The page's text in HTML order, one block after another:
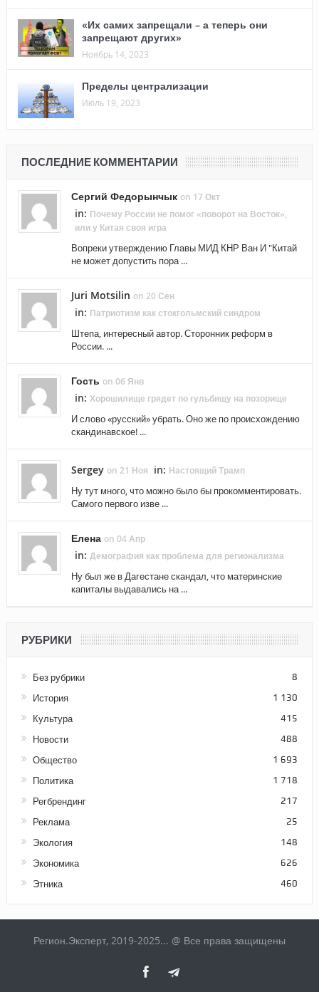
«Их самих запрещали – а теперь они
запрещают других»
Ноябрь 14, 2023
Пределы централизации
Июль 19, 2023
ПОСЛЕДНИЕ КОММЕНТАРИИ
Сергий Федорынчык on 17 Окт
in: Почему России не помог «поворот на Восток»,
или у Китая своя игра
Вопреки утверждению Главы МИД КНР Ван И "Китай
не может допустить пора ...
Juri Motsilin on 20 Сен
in: Патриотизм как стокгольмский синдром
Штепа, интересный автор. Сторонник реформ в
России. ...
Гость on 06 Янв
in: Хорошилище грядет по гульбищу на позорище
И слово «русский» убрать. Оно же по происхождению
скандинавское! ...
Sergey on 21 Ноя in: Настоящий Трамп
Ну тут много, что можно было бы прокомментировать.
Самого первого изве ...
Елена on 04 Апр
in: Демография как проблема для регионализма
Ну был же в Дагестане скандал, что материнские
капиталы выдавались на ...
РУБРИКИ
Без рубрики 8
История 1 130
Культура 415
Новости 488
Общество 1 693
Политика 1 718
Регбрендинг 217
Реклама 25
Экология 148
Экономика 626
Этника 460
Регион.Эксперт, 2019-2025... @ Все права защищены